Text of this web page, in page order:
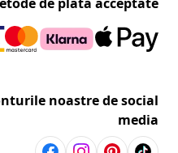
de plată acceptate
noastre de social
media